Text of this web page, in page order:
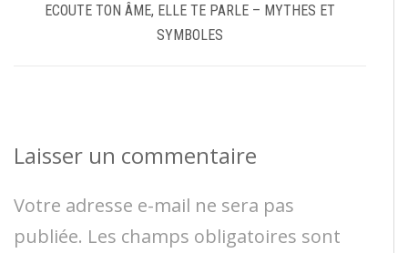
ECOUTE TON ÂME, ELLE TE PARLE – MYTHES ET
SYMBOLES
Laisser un commentaire
Votre adresse e-mail ne sera pas
publiée. Les champs obligatoires sont